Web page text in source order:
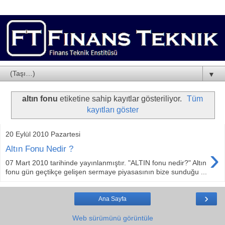
▼
altın fonu etiketine sahip kayıtlar gösteriliyor.
Tüm
kayıtları göster
20 Eylül 2010 Pazartesi
Altın Fonu Nedir ? ›
07 Mart 2010 tarihinde yayınlanmıştır. "ALTIN fonu nedir?" Altın
fonu gün geçtikçe gelişen sermaye piyasasının bize sunduğu ...
›
Ana Sayfa
Web sürümünü görüntüle